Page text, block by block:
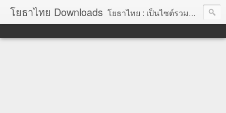
โยธาไทย Downloads โยธาไทย : เป็นไซต์รวมข้อมูลความรู้ สำหรับช่างโยธา นายช่างโยธา วิศวกรโยธา ตลอดจนความรู้สำหรับผู้ที่ปฏิบัติงานในองค์กรปกครองส่วนท้องถิ่น จัดทำโดย นายอภิสิทธิ์ มากสุวรรณ โยธา, โยธาไทย,ช่างโยธา, นายช่างโยธา,วิศวกร, วิศวกรรม, ราคากลาง,หลักเกณฑ์การคำนวณราคากลาง, ราคาวัสดุก่อสร้าง, ราคาพาณิชย์จังหวัด, ค่าขนส่ง, ค่าเสื่อม, ค่าอำนวยการ, ถอดแบบ, ไม้แบบ, วัสดุก่อสร้าง, ค่าแรง, ค่าแรงงาน, ค่าแรงงานคน, ไม้แบบ, การถอดวัสดุ